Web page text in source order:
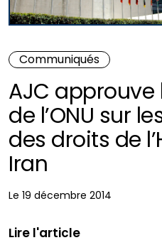
Communiqués
AJC
de l’ONU sur
des droits de
Iran
Le 19 décembre 2014
Lire l'article